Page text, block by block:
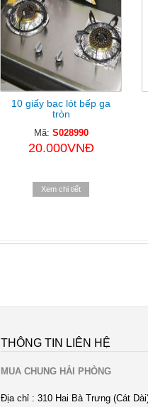
10 giấy bạc lót bếp ga
tròn
Mã: S028990
20.000VNĐ
Xem chi tiết
THÔNG TIN LIÊN HỆ
MUA CHUNG HẢI PHÒNG
Địa chỉ : 310 Hai Bà Trưng (Cát